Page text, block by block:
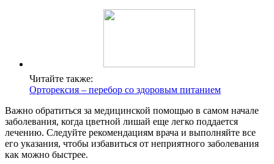
Читайте также:
Орторексия – перебор со здоровым питанием
Важно обратиться за медицинской помощью в самом начале
заболевания, когда цветной лишай еще легко поддается
лечению. Следуйте рекомендациям врача и выполняйте все
его указания, чтобы избавиться от неприятного заболевания
как можно быстрее.